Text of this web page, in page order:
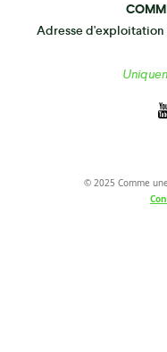
Adresse d'exploitation
© 2025 Comme